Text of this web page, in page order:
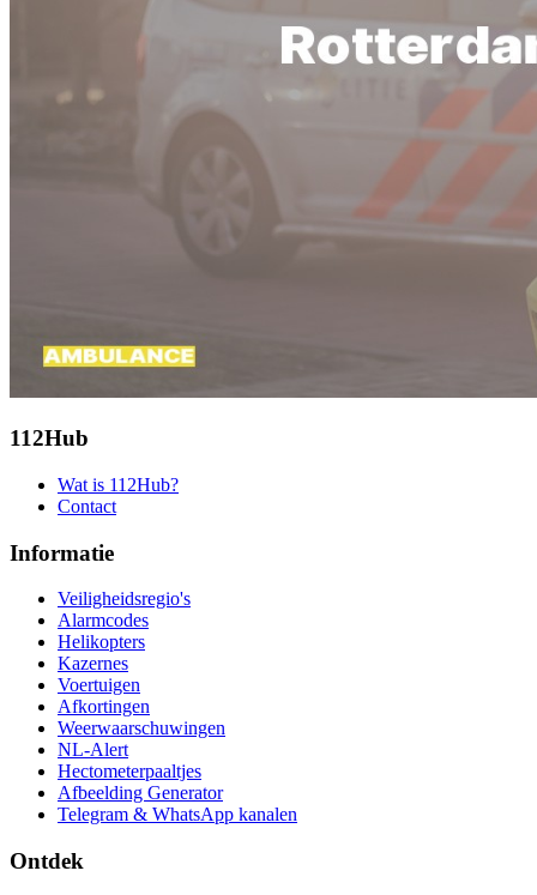
112Hub
Wat is 112Hub?
Contact
Informatie
Veiligheidsregio's
Alarmcodes
Helikopters
Kazernes
Voertuigen
Afkortingen
Weerwaarschuwingen
NL-Alert
Hectometerpaaltjes
Afbeelding Generator
Telegram & WhatsApp kanalen
Ontdek